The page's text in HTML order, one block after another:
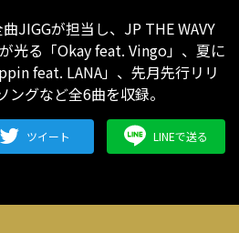
JIGGが担当し、JP THE WAVY
光る「Okay feat. Vingo」、夏に
feat. LANA」、先月先行リリ
グなど全6曲を収録。
ツイート LINEで送る